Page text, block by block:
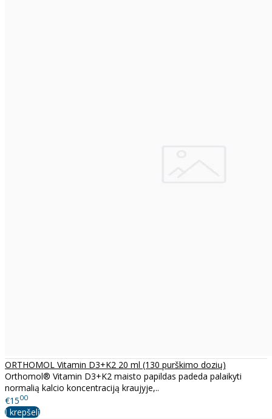
ORTHOMOL Vitamin D3+K2 20 ml (130 purškimo dozių)
Orthomol® Vitamin D3+K2 maisto papildas padeda palaikyti
normalią kalcio koncentraciją kraujyje,..
€1500
Į krepšelį